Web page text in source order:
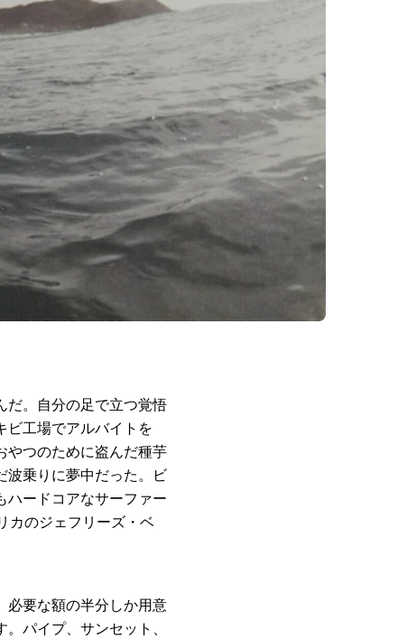
だ。自分の足で立つ覚悟
ビ工場でアルバイトを
やつのために盗んだ種芋
波乗りに夢中だった。ビ
ハードコアなサーファー
カのジェフリーズ・ベ
必要な額の半分しか用意
パイプ、サンセット、